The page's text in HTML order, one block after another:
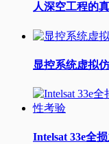
人深空工程的
显控系统虚拟
Intelsat 33e全